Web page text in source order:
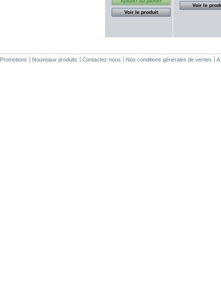
Voir le produit
Voir le
Promotions Nouveaux produits Contactez-nous Nos conditions générales de ventes A